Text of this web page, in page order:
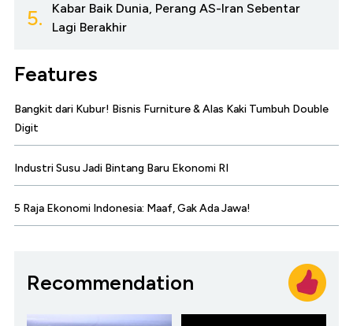
5.
Kabar Baik Dunia, Perang AS-Iran Sebentar
Lagi Berakhir
Features
Bangkit dari Kubur! Bisnis Furniture & Alas Kaki Tumbuh Double
Digit
Industri Susu Jadi Bintang Baru Ekonomi RI
5 Raja Ekonomi Indonesia: Maaf, Gak Ada Jawa!
Recommendation